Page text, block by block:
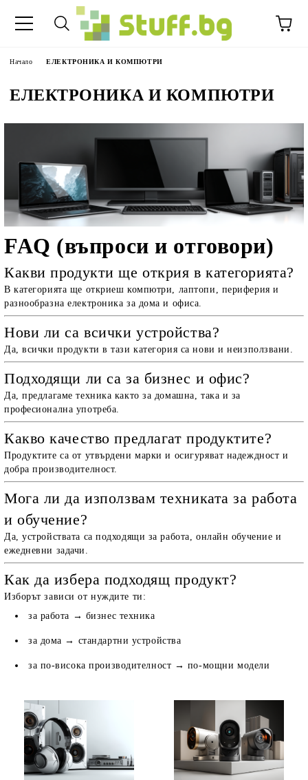
Начало ЕЛЕКТРОНИКА И КОМПЮТРИ
ЕЛЕКТРОНИКА И КОМПЮТРИ
FAQ (въпроси и отговори)
Какви продукти ще открия в категорията?
В категорията ще откриеш компютри, лаптопи, периферия и
разнообразна електроника за дома и офиса.
Нови ли са всички устройства?
Да, всички продукти в тази категория са нови и неизползвани.
Подходящи ли са за бизнес и офис?
Да, предлагаме техника както за домашна, така и за
професионална употреба.
Какво качество предлагат продуктите?
Продуктите са от утвърдени марки и осигуряват надеждност и
добра производителност.
Мога ли да използвам техниката за работа
и обучение?
Да, устройствата са подходящи за работа, онлайн обучение и
ежедневни задачи.
Как да избера подходящ продукт?
Изборът зависи от нуждите ти:
за работа → бизнес техника
за дома → стандартни устройства
за по-висока производителност → по-мощни модели